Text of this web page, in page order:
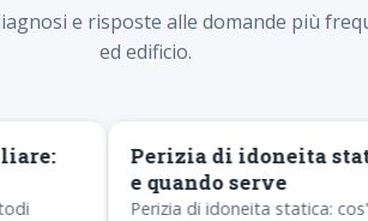
e risposte alle domande più
ed edificio.
Perizia di idoneita
e quando serve
Perizia di idoneita statica: cos'e,